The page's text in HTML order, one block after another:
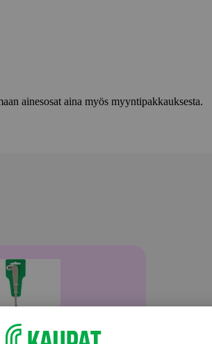
ainesosat aina myös myyntipakkauksesta.